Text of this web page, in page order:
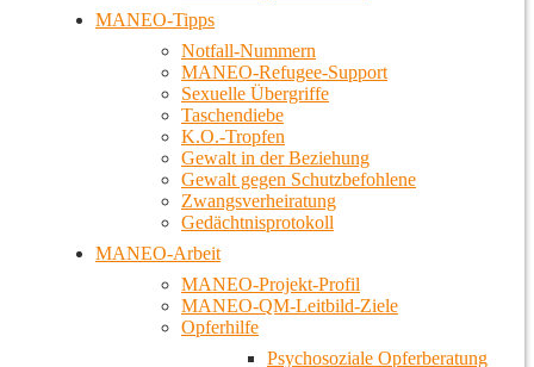
MANEO-Tipps
Notfall-Nummern
MANEO-Refugee-Support
Sexuelle Übergriffe
Taschendiebe
K.O.-Tropfen
Gewalt in der Beziehung
Gewalt gegen Schutzbefohlene
Zwangsverheiratung
Gedächtnisprotokoll
MANEO-Arbeit
MANEO-Projekt-Profil
MANEO-QM-Leitbild-Ziele
Opferhilfe
Psychosoziale Opferberatung